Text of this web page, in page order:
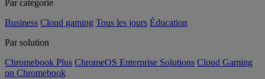
Par catégorie
Business Cloud gaming Tous les jours Éducation
Par solution
Chromebook Plus ChromeOS Enterprise Solutions Cloud Gaming
on Chromebook